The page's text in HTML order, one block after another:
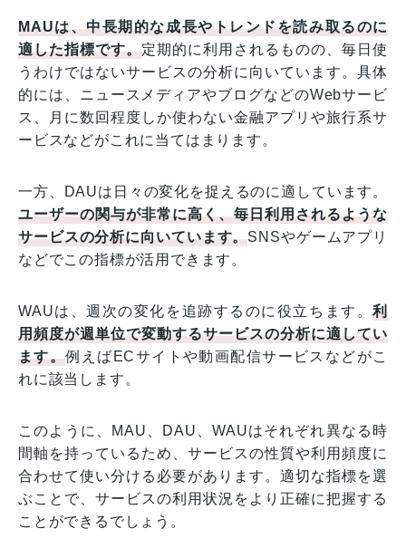
MAUは、中長期的な成長やトレンドを読み取るのに
適した指標です。定期的に利用されるものの、毎日使
うわけではないサービスの分析に向いています。具体
的には、ニュースメディアやブログなどのWebサービ
ス、月に数回程度しか使わない金融アプリや旅行系サ
ービスなどがこれに当てはまります。
一方、DAUは日々の変化を捉えるのに適しています。
ユーザーの関与が非常に高く、毎日利用されるような
サービスの分析に向いています。SNSやゲームアプリ
などでこの指標が活用できます。
WAUは、週次の変化を追跡するのに役立ちます。利
用頻度が週単位で変動するサービスの分析に適してい
ます。例えばECサイトや動画配信サービスなどがこ
れに該当します。
このように、MAU、DAU、WAUはそれぞれ異なる時
間軸を持っているため、サービスの性質や利用頻度に
合わせて使い分ける必要があります。適切な指標を選
ぶことで、サービスの利用状況をより正確に把握する
ことができるでしょう。